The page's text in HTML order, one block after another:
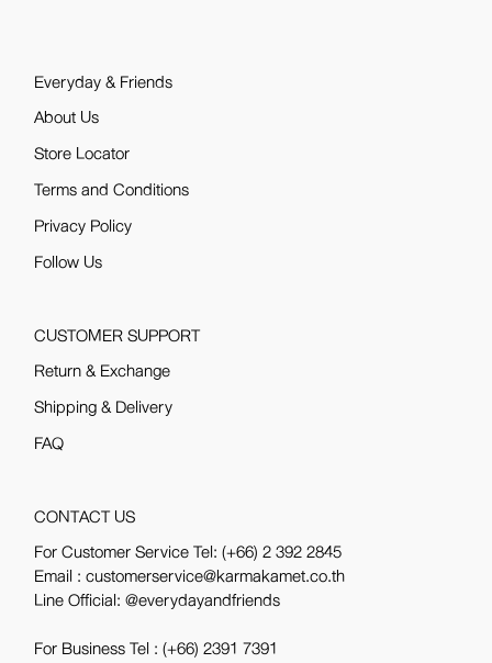
Everyday & Friends
About Us
Store Locator
Terms and Conditions
Privacy Policy
Follow Us
CUSTOMER SUPPORT
Return & Exchange
Shipping & Delivery
FAQ
CONTACT US
For Customer Service Tel:(+66) 2 392 2845
Email : customerservice@karmakamet.co.th
Line Official:@everydayandfriends
For Business Tel :(+66) 2391 7391